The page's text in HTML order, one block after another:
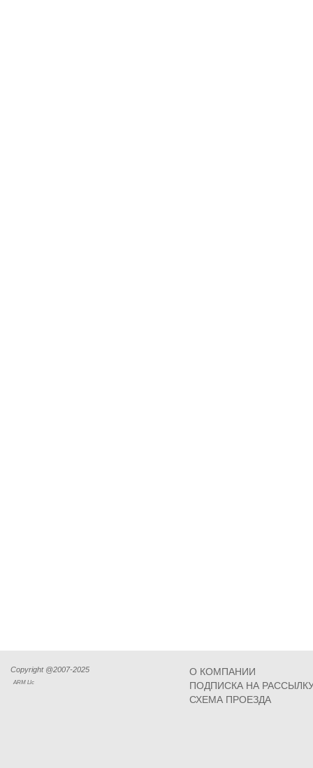
Copyright @2007-2025
ARM Llc
О КОМПАНИИ
ПОДПИСКА НА
СХЕМА ПРОЕЗДА